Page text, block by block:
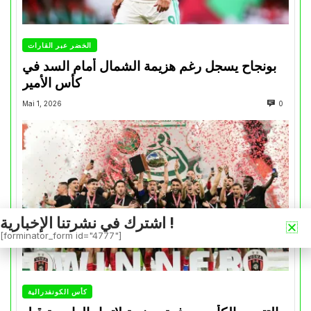
الخضر عبر القارات
بونجاح يسجل رغم هزيمة الشمال أمام السد في
كأس الأمير
Mai 1, 2026 0
كأس الكونفدرالية
اشترك في نشرتنا الإخبارية !
[forminator_form id="4777"]